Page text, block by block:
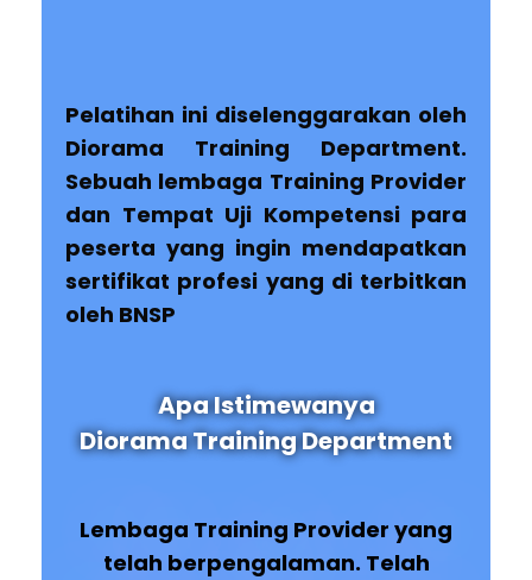
Pelatihan ini diselenggarakan oleh
Diorama Training Department.
Sebuah lembaga Training Provider
dan Tempat Uji Kompetensi para
peserta yang ingin mendapatkan
sertifikat profesi yang di terbitkan
oleh BNSP
Apa Istimewanya
Diorama Training Department
Lembaga Training Provider yang
telah berpengalaman. Telah